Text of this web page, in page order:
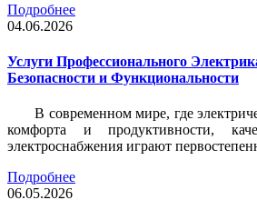
Подробнее
04.06.2026
Услуги Профессионального
Безопасности и Функциональности
В современном мире, где
комфорта и продуктивности,
электроснабжения играют
Подробнее
06.05.2026